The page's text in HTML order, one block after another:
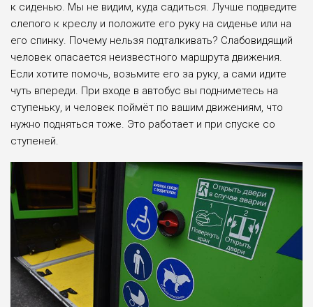
к сиденью. Мы не видим, куда садиться. Лучше подведите
слепого к креслу и положите его руку на сиденье или на
его спинку. Почему нельзя подталкивать? Слабовидящий
человек опасается неизвестного маршрута движения.
Если хотите помочь, возьмите его за руку, а сами идите
чуть впереди. При входе в автобус вы подниметесь на
ступеньку, и человек поймёт по вашим движениям, что
нужно подняться тоже. Это работает и при спуске со
ступеней.